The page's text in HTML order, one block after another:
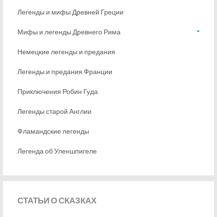
Легенды и мифы Древней Греции
Мифы и легенды Древнего Рима
Немецкие легенды и предания
Легенды и предания Франции
Приключения Робин Гуда
Легенды старой Англии
Фламандские легенды
Легенда об Уленшпигеле
СТАТЬИО СКАЗКАХ